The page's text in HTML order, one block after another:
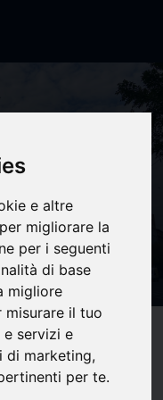
e altre
migliorare la
per i seguenti
di base
migliore
misurare il tuo
servizi e
di marketing,
per te.
el